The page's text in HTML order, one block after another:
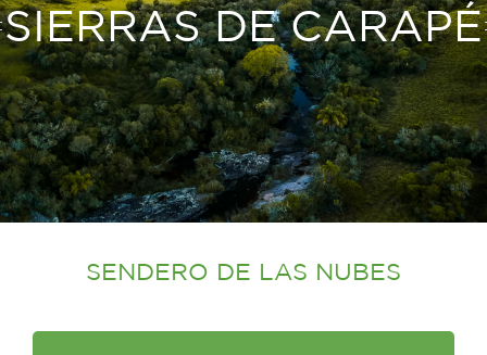
SIERRAS DE CARAPÉ
SENDERO DE LAS NUBES